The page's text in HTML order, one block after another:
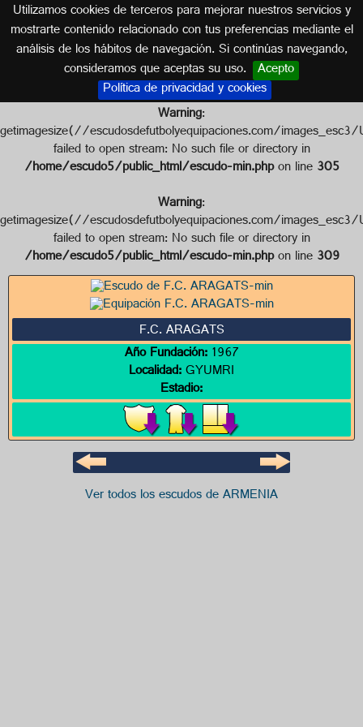
Utilizamos cookies de terceros para mejorar nuestros servicios y
mostrarte contenido relacionado con tus preferencias mediante el
análisis de los hábitos de navegación. Si continúas navegando,
consideramos que aceptas su uso. Acepto
Política de privacidad y cookies
Escudo de F.C. ARAGATS
ARMENIA
Warning:
getimagesize(//escudosdefutbolyequipaciones.com/
failed to open stream: No such file or directory in
/home/escudo5/public_html/escudo-min.phpon line305
Warning:
getimagesize(//escudosdefutbolyequipaciones.com/
failed to open stream: No such file or directory in
/home/escudo5/public_html/escudo-min.phpon line309
F.C. ARAGATS
Año Fundación:1967
Localidad:GYUMRI
Estadio:
Ver todos los escudos de ARMENIA